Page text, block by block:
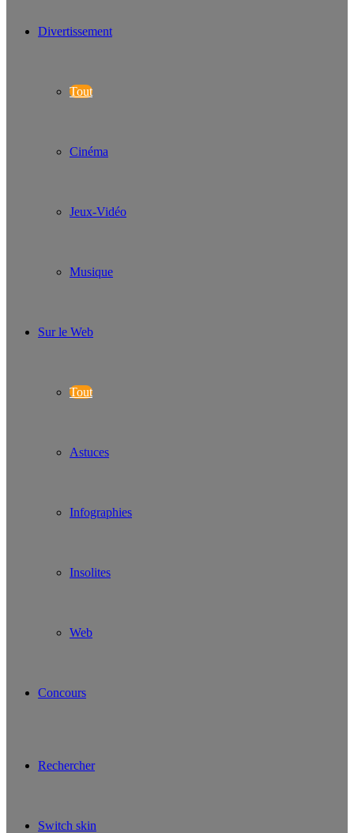
Divertissement
Tout
Cinéma
Jeux-Vidéo
Musique
Sur le Web
Tout
Astuces
Infographies
Insolites
Web
Concours
Rechercher
Switch skin